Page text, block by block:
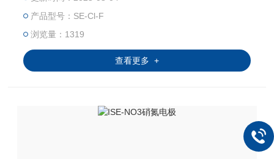
了陶瓷液接作为参比，进口离子交换膜，进口参比，保证了
产品的品质。电极可以更换膜帽和填充液，参比部分为固定
封装。
产品型号：SE-Cl-F
浏览量：1319
查看更多 +